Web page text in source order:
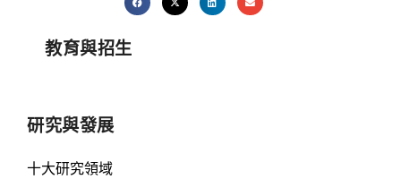
教育與招生
研究與發展
十大研究領域